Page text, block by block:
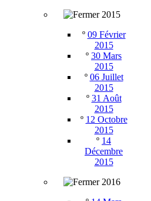
2015
º 09 Février
2015
º 30 Mars
2015
º 06 Juillet
2015
º 31 Août
2015
º 12 Octobre
2015
º 14
Décembre
2015
2016